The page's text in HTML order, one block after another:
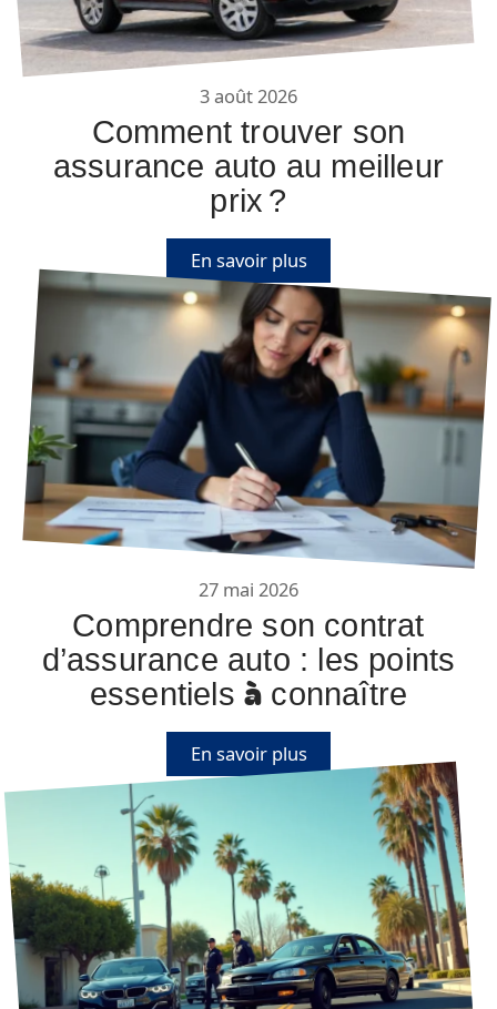
3 août 2026
Comment trouver son
assurance auto au meilleur
prix ?
En savoir plus
27 mai 2026
Comprendre son contrat
d’assurance auto : les points
essentiels à connaître
En savoir plus